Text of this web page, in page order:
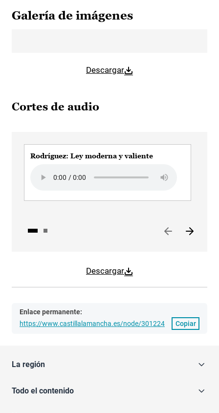
Galería de imágenes
Descargar
Cortes de audio
Descargar
Rodríguez: Ley moderna y valiente
Enlace permanente:
https://www.castillalamancha.es/node/301224
Copiar
La región
Todo el contenido